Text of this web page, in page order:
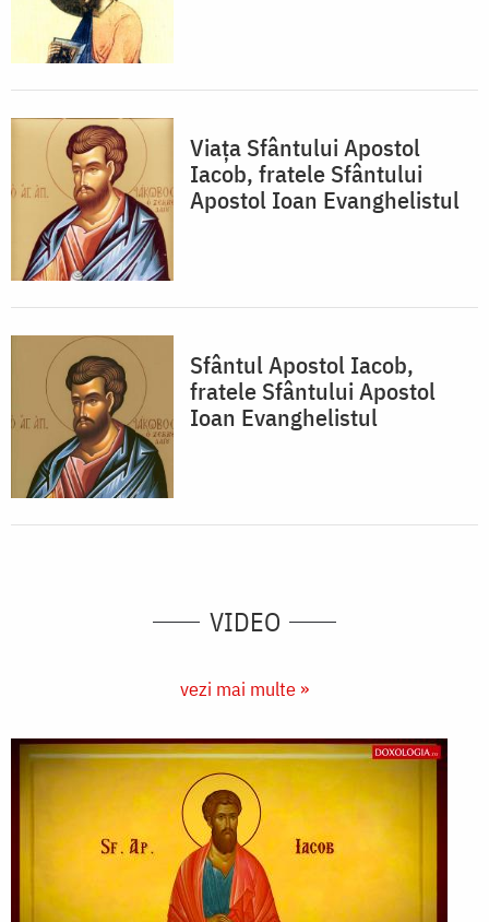
Viața Sfântului Apostol
Iacob, fratele Sfântului
Apostol Ioan Evanghelistul
Sfântul Apostol Iacob,
fratele Sfântului Apostol
Ioan Evanghelistul
VIDEO
vezi mai multe »